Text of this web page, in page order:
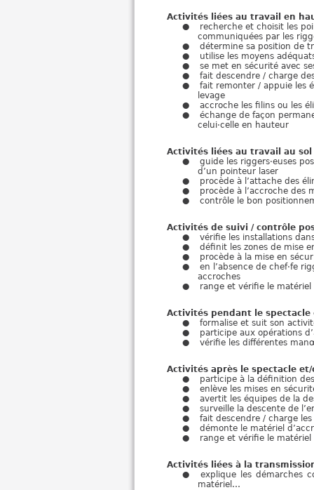
Activités liées au travail en
recherche et choisit les
communiquées par les
détermine sa position de
utilise les moyens
se met en sécurité avec
fait descendre / charge
fait remonter / appuie les
levage
accroche les filins ou les
échange de façon
celui·celle en hauteur
Activités liées au travail au
guide les riggers·euses
d’un pointeur laser
procède à l’attache des
procède à l’accroche des
contrôle le bon
Activités de suivi / contrôle
vérifie les installations
définit les zones de mise
procède à la mise en
en l’absence de chef·fe
accroches
range et vérifie le matériel
Activités pendant le
formalise et suit son
participe aux opérations
vérifie les différentes
Activités après le spectacle
participe à la définition
enlève les mises en
avertit les équipes de la
surveille la descente de
fait descendre / charge
démonte le matériel
range et vérifie le matériel
Activités liées à la
explique les démarches
matériel…